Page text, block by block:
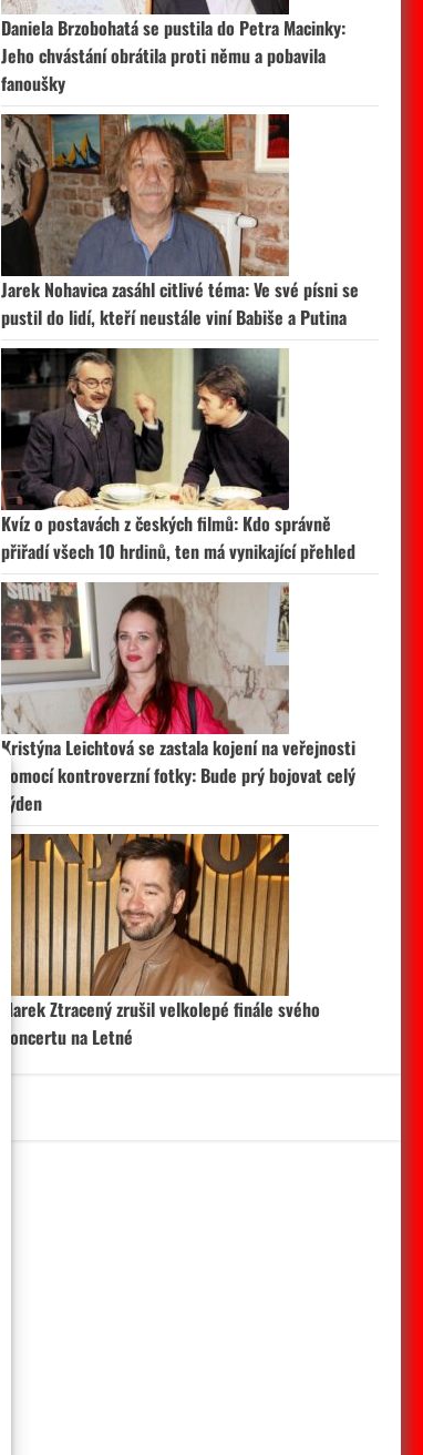
Daniela Brzobohatá se pustila do Petra Macinky:
Jeho chvástání obrátila proti němu a pobavila
fanoušky
Jarek Nohavica zasáhl citlivé téma: Ve své písni se
pustil do lidí, kteří neustále viní Babiše a Putina
Kvíz o postavách z českých filmů: Kdo správně
přiřadí všech 10 hrdinů, ten má vynikající přehled
Kristýna Leichtová se zastala kojení na veřejnosti
pomocí kontroverzní fotky: Bude prý bojovat celý
týden
Marek Ztracený zrušil velkolepé finále svého
koncertu na Letné